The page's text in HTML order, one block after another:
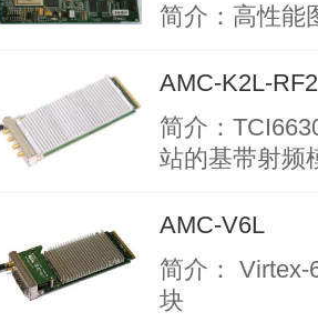
简介：高性能
AMC-K2L-RF2
简介：
站的基带射频
AMC-V6L
简介： Virtex-
块